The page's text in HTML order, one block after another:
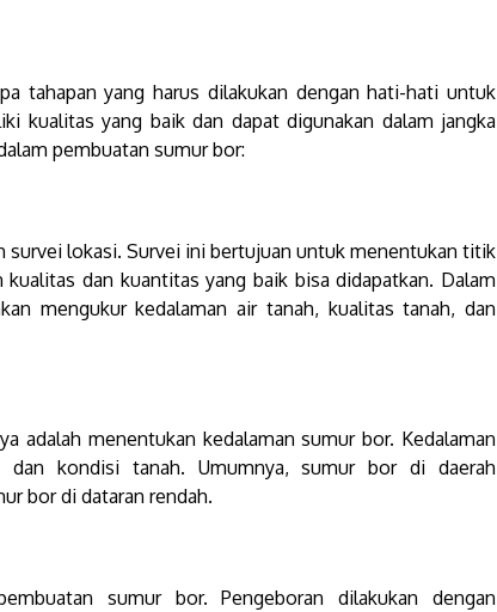
tahapan yang harus dilakukan dengan hati-hati untuk
kualitas yang baik dan dapat digunakan dalam jangka
pembuatan sumur bor:
survei lokasi. Survei ini bertujuan untuk menentukan titik
dan kuantitas yang baik bisa didapatkan. Dalam
mengukur kedalaman air tanah, kualitas tanah, dan
adalah menentukan kedalaman sumur bor. Kedalaman
kondisi tanah. Umumnya, sumur bor di daerah
bor di dataran rendah.
sumur bor. Pengeboran dilakukan dengan